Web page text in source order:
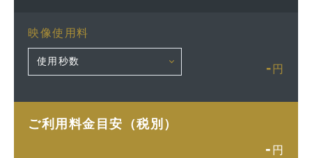
映像使用料
- 円
ご利用料金目安（税別）
- 円